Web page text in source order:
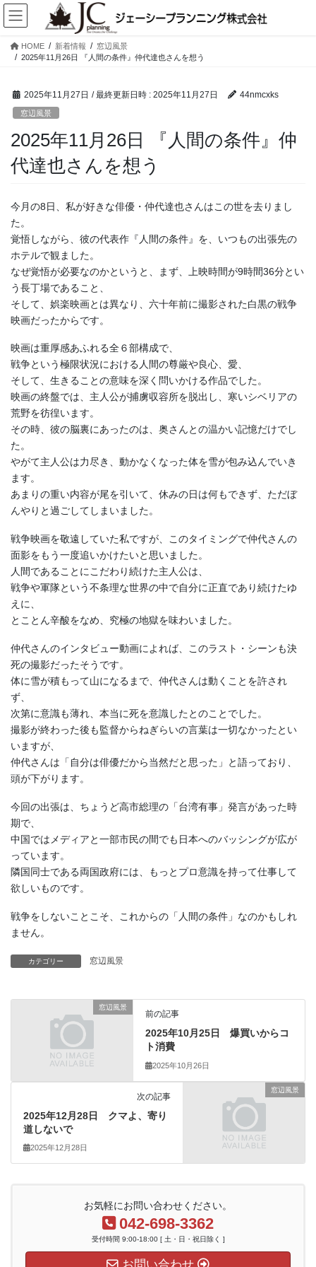
コ
ン
ナ
ビ
HOME 新着情報
窓辺風景
2025年11月26日 『人間の条件』仲代達也さんを想う
2025年11月27日 / 最終更新日時 : 2025年11月27日 44nmcxks
窓辺風景
2025年11月26日 『人間の条件』仲
代達也さんを想う
今月の8日、私が好きな俳優・仲代達也さんはこの世を去りまし
た。
覚悟しながら、彼の代表作『人間の条件』を、いつもの出張先の
ホテルで観ました。
なぜ覚悟が必要なのかというと、まず、上映時間が9時間36分とい
う長丁場であること、
そして、娯楽映画とは異なり、六十年前に撮影された白黒の戦争
映画だったからです。
映画は重厚感あふれる全６部構成で、
戦争という極限状況における人間の尊厳や良心、愛、
そして、生きることの意味を深く問いかける作品でした。
映画の終盤では、主人公が捕虜収容所を脱出し、寒いシベリアの
荒野を彷徨います。
その時、彼の脳裏にあったのは、奥さんとの温かい記憶だけでし
た。
やがて主人公は力尽き、動かなくなった体を雪が包み込んでいき
ます。
あまりの重い内容が尾を引いて、休みの日は何もできず、ただぼ
んやりと過ごしてしまいました。
戦争映画を敬遠していた私ですが、このタイミングで仲代さんの
面影をもう一度追いかけたいと思いました。
人間であることにこだわり続けた主人公は、
戦争や軍隊という不条理な世界の中で自分に正直であり続けたゆ
えに、
とことん辛酸をなめ、究極の地獄を味わいました。
仲代さんのインタビュー動画によれば、このラスト・シーンも決
死の撮影だったそうです。
体に雪が積もって山になるまで、仲代さんは動くことを許され
ず、
次第に意識も薄れ、本当に死を意識したとのことでした。
撮影が終わった後も監督からねぎらいの言葉は一切なかったとい
いますが、
仲代さんは「自分は俳優だから当然だと思った」と語っており、
頭が下がります。
今回の出張は、ちょうど高市総理の「台湾有事」発言があった時
期で、
中国ではメディアと一部市民の間でも日本へのバッシングが広が
っています。
隣国同士である両国政府には、もっとプロ意識を持って仕事して
欲しいものです。
戦争をしないことこそ、これからの「人間の条件」なのかもしれ
ません。
カテゴリー 窓辺風景
窓辺風景
前の記事
2025年10月25日 爆買いからコ
ト消費
2025年10月26日
窓辺風景
次の記事
2025年12月28日 クマよ、寄り
道しないで
2025年12月28日
お気軽にお問い合わせください。
042-698-3362
受付時間 9:00-18:00 [ 土・日・祝日除く ]